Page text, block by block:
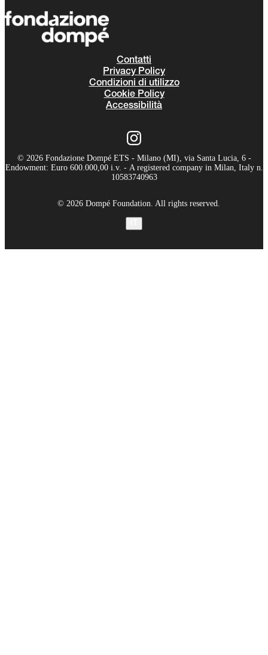
Contatti
Privacy Policy
Condizioni di utilizzo
Cookie Policy
Accessibilità
© 2026 Fondazione Dompé ETS - Milano (MI), via Santa Lucia, 6 -
Endowment: Euro 600.000,00 i.v. - A registered company in Milan, Italy n.
10583740963
© 2026 Dompé Foundation. All rights reserved.